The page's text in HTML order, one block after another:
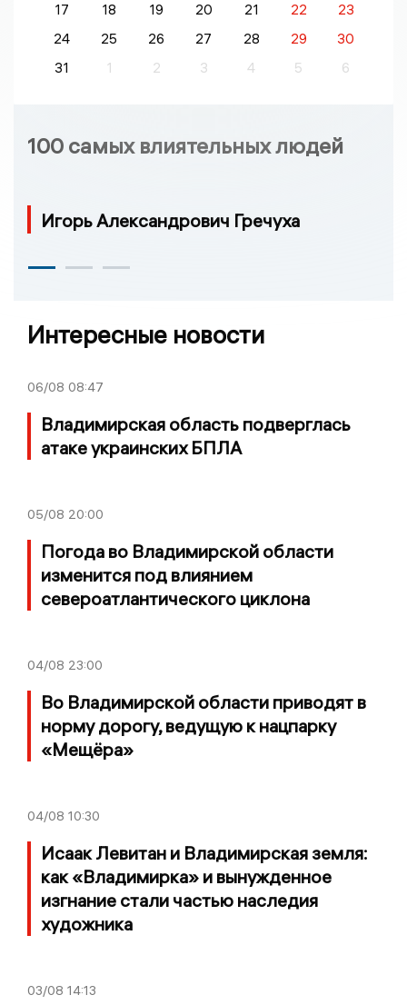
17
18 19 20 21 22
23
24
25 26 27 28 29
30
31
1 2 3 4 5 6
100 самых влиятельных людей
Игорь Александрович Гречуха
Интересные новости
06/08 08:47
Владимирская область подверглась
атаке украинских БПЛА
05/08 20:00
Погода во Владимирской области
изменится под влиянием
североатлантического циклона
04/08 23:00
Во Владимирской области приводят в
норму дорогу, ведущую к нацпарку
«Мещёра»
04/08 10:30
Исаак Левитан и Владимирская земля:
как «Владимирка» и вынужденное
изгнание стали частью наследия
художника
03/08 14:13